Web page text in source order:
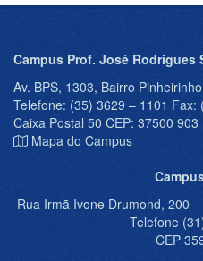
Campus Prof. José Rodrigues
Av. BPS, 1303, Bairro
Telefone: (35) 3629 – 1101 Fax:
Caixa Postal 50 CEP: 37500 903
Mapa do Campus
Rua Irmã Ivone Drumond, 200
Telefone
CEP